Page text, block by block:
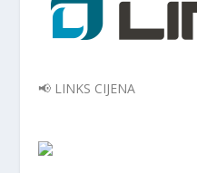
📢 LINKS CIJENA